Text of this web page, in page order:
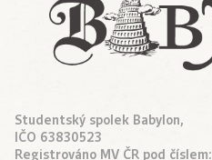
Studentský spolek Babylon,
IČO 63830523
Registrováno MV ČR pod číslem: